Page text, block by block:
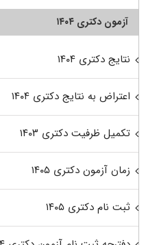
آزمون دکتری ۱۴۰۴
نتایج دکتری ۱۴۰۴
اعتراض به نتایج دکتری ۱۴۰۴
تکمیل ظرفیت دکتری ۱۴۰۳
زمان آزمون دکتری ۱۴۰۵
ثبت نام دکتری ۱۴۰۵